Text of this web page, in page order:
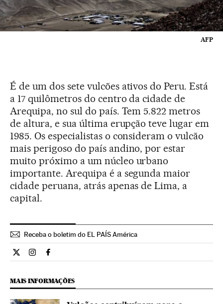
AFP
É de um dos sete vulcões ativos do Peru. Está
a 17 quilômetros do centro da cidade de
Arequipa, no sul do país. Tem 5.822 metros
de altura, e sua última erupção teve lugar em
1985. Os especialistas o consideram o vulcão
mais perigoso do país andino, por estar
muito próximo a um núcleo urbano
importante. Arequipa é a segunda maior
cidade peruana, atrás apenas de Lima, a
capital.
Receba o boletim do EL PAÍS América
Internacional El País Brasil en Twitter
Internacional El País Brasil en Instagram
Internacional El País Brasil en Facebook
MAIS INFORMAÇÕES